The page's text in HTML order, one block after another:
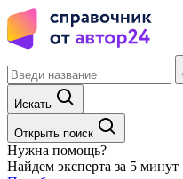
Искать
Открыть поиск
Нужна помощь?
Найдем эксперта за 5 минут